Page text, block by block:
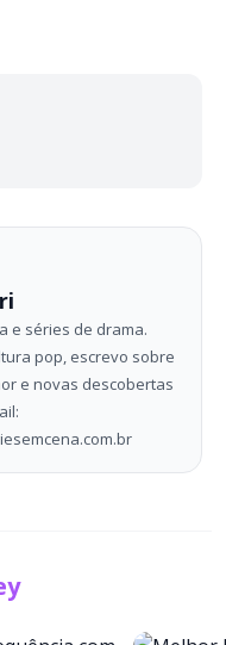
e séries de drama.
pop, escrevo sobre
e novas descobertas